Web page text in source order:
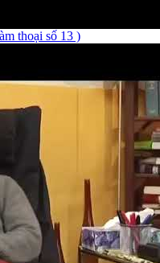
thoại số 13 )